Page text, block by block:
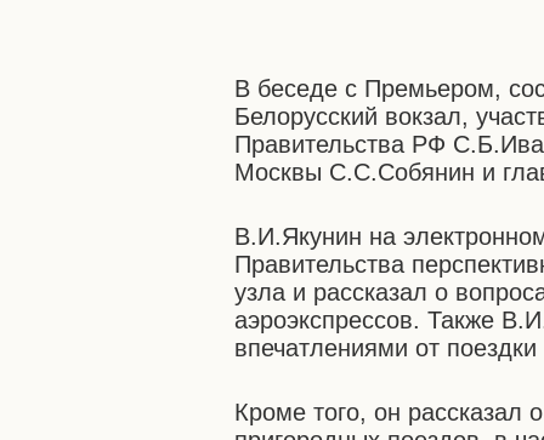
В беседе с Премьером,
Белорусский вокзал,
Правительства РФ
Москвы С.С.Собянин и
В.И.Якунин на
Правительства
узла и рассказал о
аэроэкспрессов. Также
впечатлениями от
Кроме того, он рассказал